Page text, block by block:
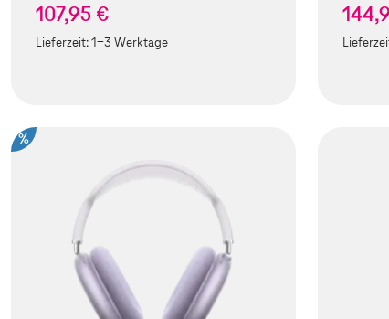
107,95 €
Lieferzeit:1-3 Werktage
%